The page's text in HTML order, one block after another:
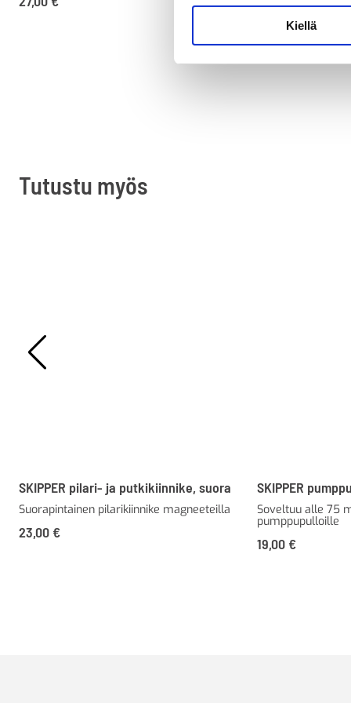
Kiellä
Tutustu myös
SKIPPER pilari- ja putkikiinnike, suora
Suorapintainen pilarikiinnike magneeteilla
23,00 €
SKIPPER
Soveltuu alle 75
pumppupulloille
19,00 €